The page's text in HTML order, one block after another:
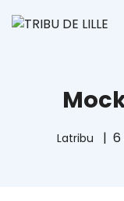
Latribu 6